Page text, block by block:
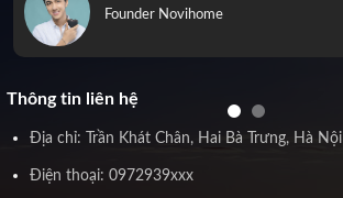
Founder Novihome
Thông tin liên hệ
Địa chỉ: Trần Khát Chân, Hai Bà Trưng, Hà Nội
Điện thoại: 0972939xxx